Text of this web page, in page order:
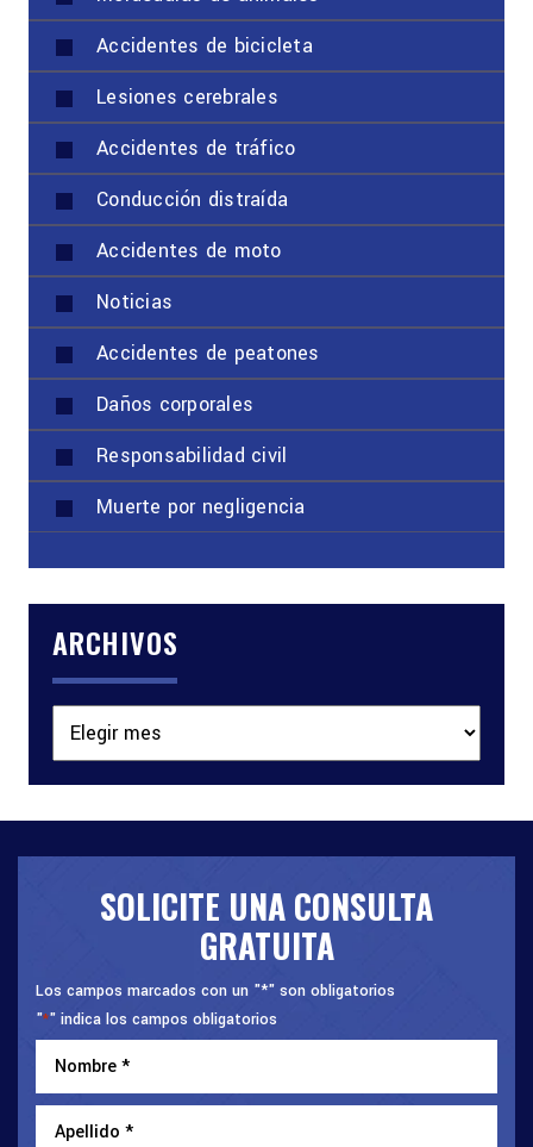
Accidentes de bicicleta
Lesiones cerebrales
Accidentes de tráfico
Conducción distraída
Accidentes de moto
Noticias
Accidentes de peatones
Daños corporales
Responsabilidad civil
Muerte por negligencia
ARCHIVOS
SOLICITE UNA CONSULTA
GRATUITA
Los campos marcados con un "*" son obligatorios
"*" indica los campos obligatorios